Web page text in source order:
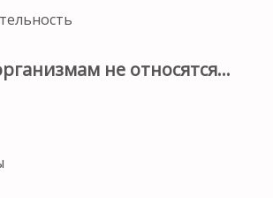
не относятся…